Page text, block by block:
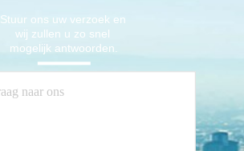
Stuur ons uw verzoek en
wij zullen u zo snel
mogelijk antwoorden.